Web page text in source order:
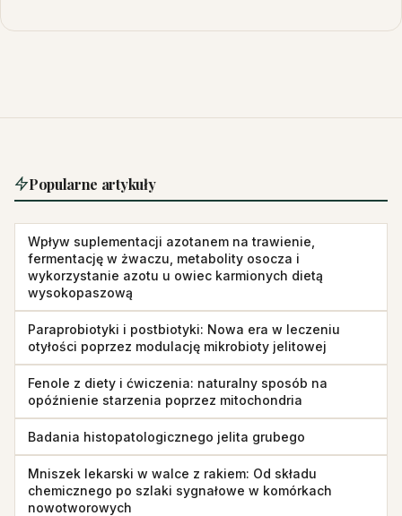
Popularne artykuły
Wpływ suplementacji azotanem na trawienie,
fermentację w żwaczu, metabolity osocza i
wykorzystanie azotu u owiec karmionych dietą
wysokopaszową
Paraprobiotyki i postbiotyki: Nowa era w leczeniu
otyłości poprzez modulację mikrobioty jelitowej
Fenole z diety i ćwiczenia: naturalny sposób na
opóźnienie starzenia poprzez mitochondria
Badania histopatologicznego jelita grubego
Mniszek lekarski w walce z rakiem: Od składu
chemicznego po szlaki sygnałowe w komórkach
nowotworowych